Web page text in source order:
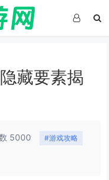
藏要素揭
5000 #游戏攻略